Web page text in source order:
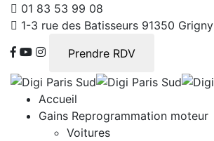
01 83 53 99 08
1-3 rue des Batisseurs 91350 Grigny
Prendre RDV
Accueil
Gains Reprogrammation moteur
Voitures